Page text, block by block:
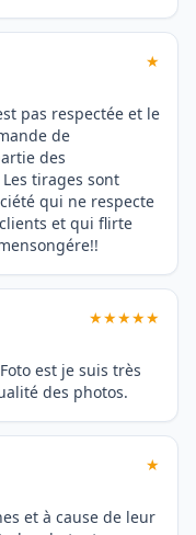
★
pas respectée et le
de
des
tirages sont
qui ne respecte
et qui flirte
★★★★★
est je suis très
des photos.
★
et à cause de leur